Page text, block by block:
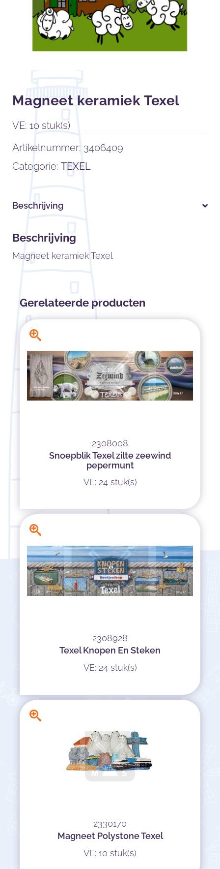
Magneet keramiek Texel
VE: 10 stuk(s)
Artikelnummer: 3406409
Categorie:TEXEL
Beschrijving
Beschrijving
Magneet keramiek Texel
Gerelateerde producten
2308008
Snoepblik Texel zilte zeewind
pepermunt
VE: 24 stuk(s)
2308928
Texel Knopen En Steken
VE: 24 stuk(s)
2330170
Magneet Polystone Texel
VE: 10 stuk(s)